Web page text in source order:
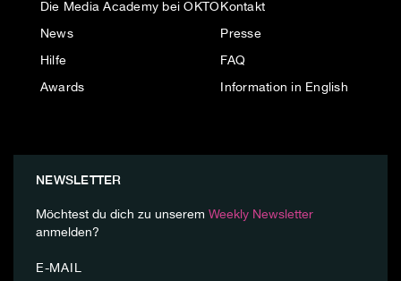
Die Media Academy bei OKTO
News
Hilfe
Awards
Kontakt
Presse
FAQ
Information in English
NEWSLETTER
Möchtest du dich zu unserem Weekly Newsletter
anmelden?
E-MAIL